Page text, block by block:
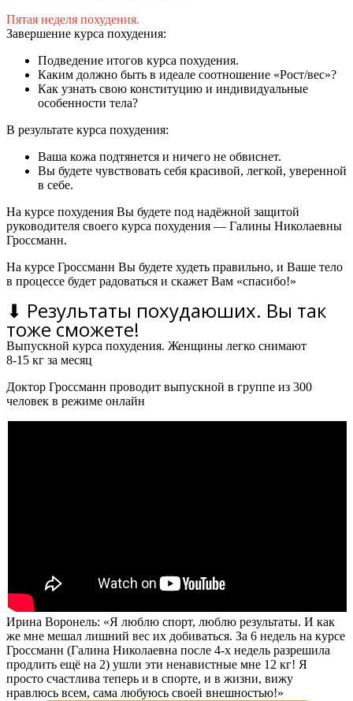
Пятая неделя похудения.
Завершение курса похудения:
Подведение итогов курса похудения.
Каким должно быть в идеале соотношение «Рост/вес»?
Как узнать свою конституцию и индивидуальные
особенности тела?
В результате курса похудения:
Ваша кожа подтянется и ничего не обвиснет.
Вы будете чувствовать себя красивой, легкой, уверенной
в себе.
На курсе похудения Вы будете под надёжной защитой
руководителя своего курса похудения — Галины Николаевны
Гроссманн.
На курсе Гроссманн Вы будете худеть правильно, и Ваше тело
в процессе будет радоваться и скажет Вам «спасибо!»
⬇ Результаты похудаюших. Вы так
тоже сможете!
Выпускной курса похудения. Женщины легко снимают
8-15 кг за месяц
Доктор Гроссманн проводит выпускной в группе из 300
человек в режиме онлайн
Ирина Воронель: «Я люблю спорт, люблю результаты. И как
же мне мешал лишний вес их добиваться. За 6 недель на курсе
Гроссманн (Галина Николаевна после 4-х недель разрешила
продлить ещё на 2) ушли эти ненавистные мне 12 кг! Я
просто счастлива теперь и в спорте, и в жизни, вижу
нравлюсь всем, сама любуюсь своей внешностью!»